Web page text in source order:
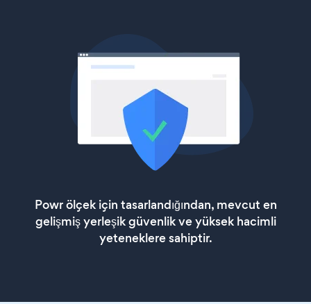
Powr ölçek için tasarlandığından, mevcut en
gelişmiş yerleşik güvenlik ve yüksek hacimli
yeteneklere sahiptir.